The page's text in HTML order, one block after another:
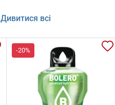
Дивитися всі
-20%